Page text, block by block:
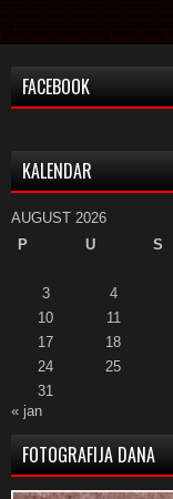
FACEBOOK
KALENDAR
AUGUST 2026
P
U S
3
4
10
11
17
18
24
25
31
« jan
FOTOGRAFIJA DANA